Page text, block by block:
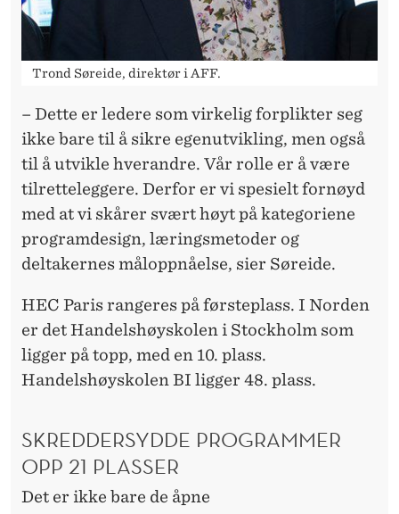
Trond Søreide, direktør i AFF.
– Dette er ledere som virkelig forplikter seg
ikke bare til å sikre egenutvikling, men også
til å utvikle hverandre. Vår rolle er å være
tilretteleggere. Derfor er vi spesielt fornøyd
med at vi skårer svært høyt på kategoriene
programdesign, læringsmetoder og
deltakernes måloppnåelse, sier Søreide.
HEC Paris rangeres på førsteplass. I Norden
er det Handelshøyskolen i Stockholm som
ligger på topp, med en 10. plass.
Handelshøyskolen BI ligger 48. plass.
SKREDDERSYDDE PROGRAMMER
OPP 21 PLASSER
Det er ikke bare de åpne